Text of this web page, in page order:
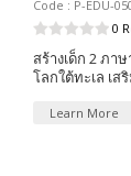
Code : P-EDU-
0
สร้างเด็ก 2 ภา
โลกใต้ทะเล เ
Learn More